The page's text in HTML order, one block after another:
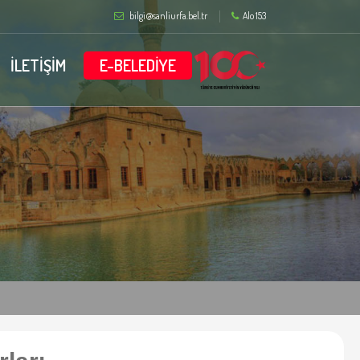
bilgi@sanliurfa.bel.tr Alo 153
İLETİŞİM E-BELEDİYE